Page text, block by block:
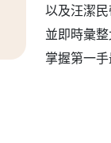
以及汪潔
並即時彙
掌握第一